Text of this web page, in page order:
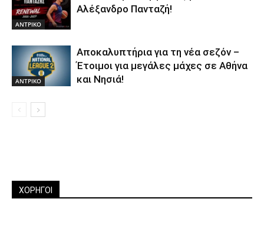
ΑΝTΡΙΚΟ
Αλέξανδρο Πανταζή!
ΑΝTΡΙΚΟ
Αποκαλυπτήρια για τη νέα σεζόν –
Έτοιμοι για μεγάλες μάχες σε Αθήνα
και Νησιά!
ΧΟΡΗΓΟΙ